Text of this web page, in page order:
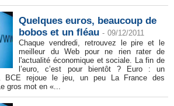
Quelques euros, beaucoup de
bobos et un fléau - 09/12/2011
Chaque vendredi, retrouvez le pire et le
meilleur du Web pour ne rien rater de
l'actualité économique et sociale. La fin de
l’euro, c’est pour bientôt ? Euro : un
BCE rejoue le jeu, un peu La France des
gros mot en «...